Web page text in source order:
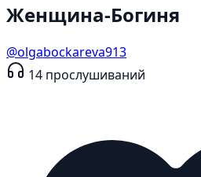
Женщина-Богиня
@olgabockareva913
14 прослушиваний